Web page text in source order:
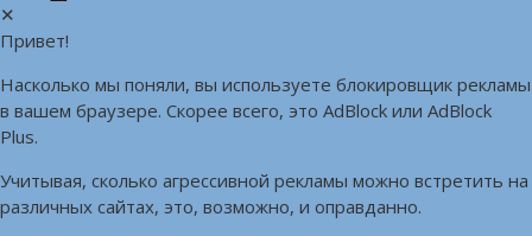
✕
Привет!
Насколько мы поняли, вы используете блокировщик рекламы
в вашем браузере. Скорее всего, это AdBlock или AdBlock
Plus.
Учитывая, сколько агрессивной рекламы можно встретить на
различных сайтах, это, возможно, и оправданно.